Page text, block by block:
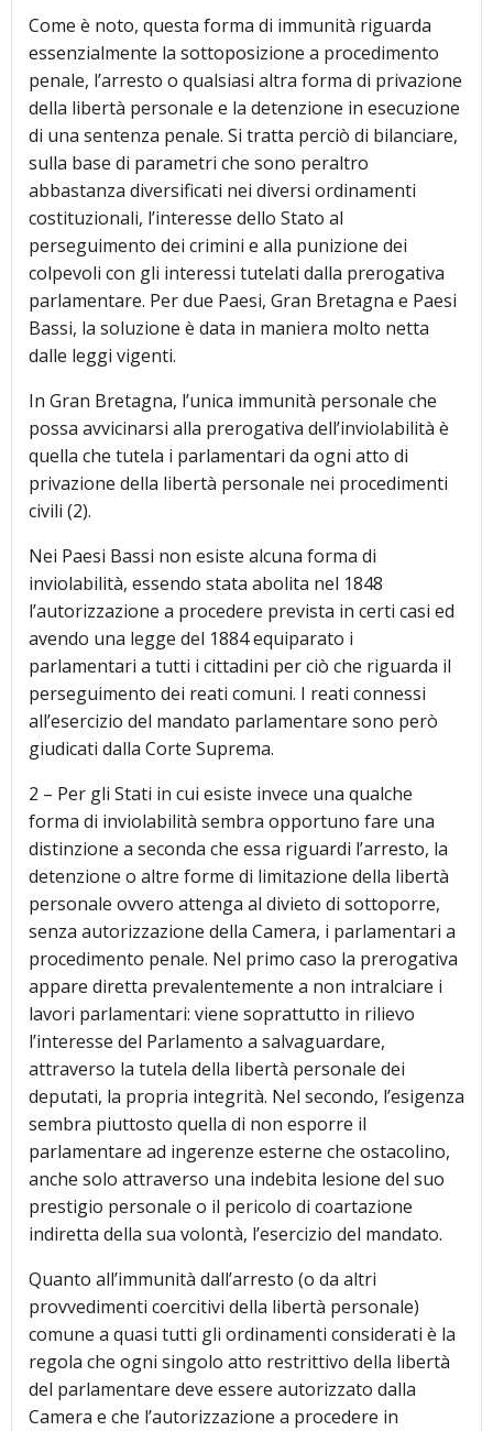
Come è noto, questa forma di immunità riguarda
essenzialmente la sottoposizione a procedimento
penale, l’arresto o qualsiasi altra forma di privazione
della libertà personale e la detenzione in esecuzione
di una sentenza penale. Si tratta perciò di bilanciare,
sulla base di parametri che sono peraltro
abbastanza diversificati nei diversi ordinamenti
costituzionali, l’interesse dello Stato al
perseguimento dei crimini e alla punizione dei
colpevoli con gli interessi tutelati dalla prerogativa
parlamentare. Per due Paesi, Gran Bretagna e Paesi
Bassi, la soluzione è data in maniera molto netta
dalle leggi vigenti.
In Gran Bretagna, l’unica immunità personale che
possa avvicinarsi alla prerogativa dell’inviolabilità è
quella che tutela i parlamentari da ogni atto di
privazione della libertà personale nei procedimenti
civili (2).
Nei Paesi Bassi non esiste alcuna forma di
inviolabilità, essendo stata abolita nel 1848
l’autorizzazione a procedere prevista in certi casi ed
avendo una legge del 1884 equiparato i
parlamentari a tutti i cittadini per ciò che riguarda il
perseguimento dei reati comuni. I reati connessi
all’esercizio del mandato parlamentare sono però
giudicati dalla Corte Suprema.
2 – Per gli Stati in cui esiste invece una qualche
forma di inviolabilità sembra opportuno fare una
distinzione a seconda che essa riguardi l’arresto, la
detenzione o altre forme di limitazione della libertà
personale ovvero attenga al divieto di sottoporre,
senza autorizzazione della Camera, i parlamentari a
procedimento penale. Nel primo caso la prerogativa
appare diretta prevalentemente a non intralciare i
lavori parlamentari: viene soprattutto in rilievo
l’interesse del Parlamento a salvaguardare,
attraverso la tutela della libertà personale dei
deputati, la propria integrità. Nel secondo, l’esigenza
sembra piuttosto quella di non esporre il
parlamentare ad ingerenze esterne che ostacolino,
anche solo attraverso una indebita lesione del suo
prestigio personale o il pericolo di coartazione
indiretta della sua volontà, l’esercizio del mandato.
Quanto all’immunità dall’arresto (o da altri
provvedimenti coercitivi della libertà personale)
comune a quasi tutti gli ordinamenti considerati è la
regola che ogni singolo atto restrittivo della libertà
del parlamentare deve essere autorizzato dalla
Camera e che l’autorizzazione a procedere in